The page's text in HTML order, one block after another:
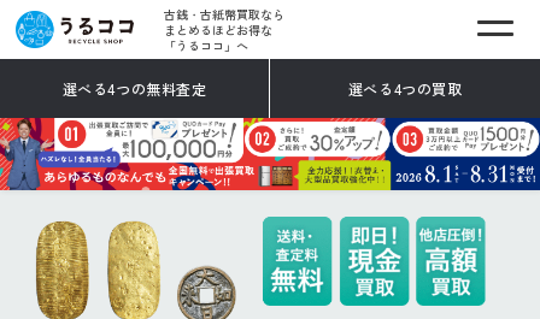
古銭・古紙幣買取なら
まとめるほどお得な
「うるココ」へ
選べる4つの無料査定 選べる4つの買取